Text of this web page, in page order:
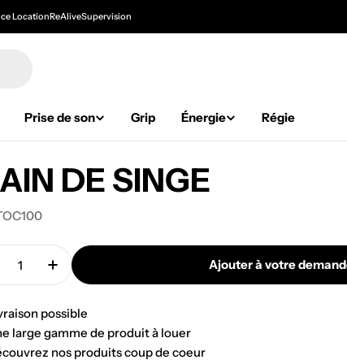
LocationReAliveSupervision
Prise de son Grip Énergie Régie
DE SINGE
la quantité pour MAIN DE SINGE
Augmenter la quantité pour MAIN DE
Ajouter à votre
possible
large gamme de produit à louer
nos produits coup de coeur